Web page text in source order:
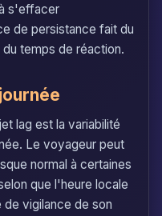
s'effacer
de persistance fait du
temps de réaction.
lag est la variabilité
Le voyageur peut
normal à certaines
que l'heure locale
de vigilance de son